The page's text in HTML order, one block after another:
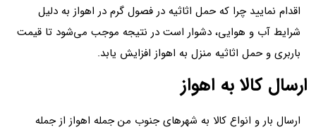
اقدام نمایید چرا که حمل اثاثیه در فصول گرم در اهواز به دلیل
شرایط آب و هوایی، دشوار است در نتیجه موجب می‌شود تا قیمت
باربری و حمل اثاثیه منزل به اهواز افزایش یابد.
ارسال کالا به اهواز
ارسال بار و انواع کالا به شهرهای جنوب من جمله اهواز از جمله